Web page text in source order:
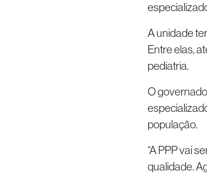
A unidade
Entre elas,
pediatria.
O
população.
“A PPP vai
qualidade.